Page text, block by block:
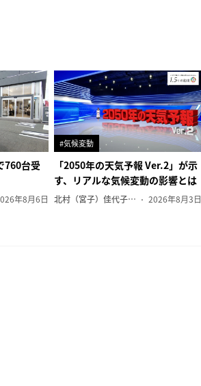
760台受
年8月6日
#気候変動
「2050年の天気予報 Ver.2」が示
す、リアルな気候変動の影響とは
北村（宮子）佳代子（オルタナ輪番編集長） 2026年8月3日